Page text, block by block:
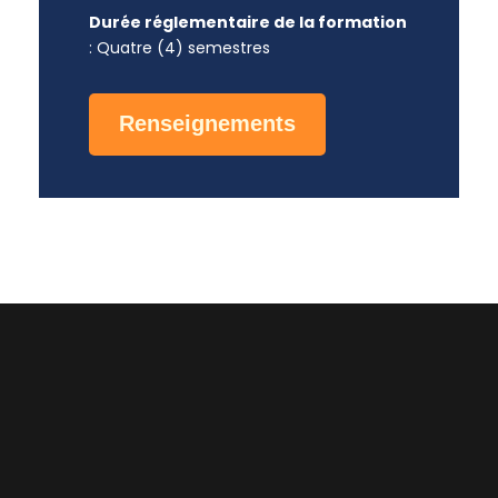
Durée réglementaire de la formation
: Quatre (4) semestres
Renseignements